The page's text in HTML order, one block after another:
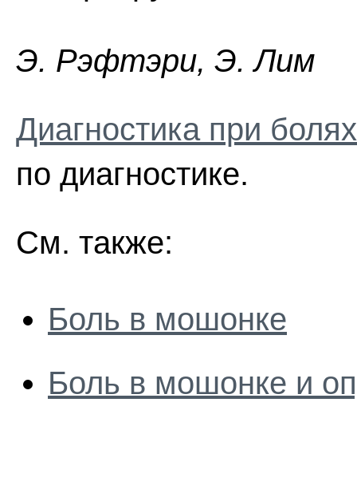
Э. Pэфтэpи, Э. Лим
Диагностика при
по диагностике.
См. также:
Боль в мошонке
Боль в мошонке и